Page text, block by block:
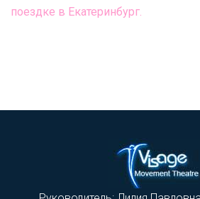
поездке в Екатеринбург.